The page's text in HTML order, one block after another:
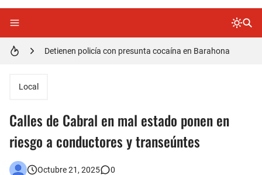
Local
Calles de Cabral en mal estado ponen en
riesgo a conductores y transeúntes
Octubre 21, 2025 0